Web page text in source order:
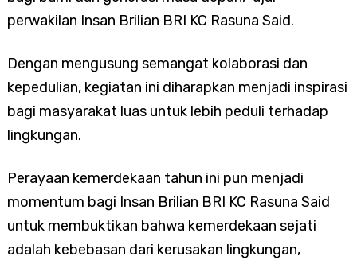
perwakilan Insan Brilian BRI KC Rasuna Said.
Dengan mengusung semangat kolaborasi dan
kepedulian, kegiatan ini diharapkan menjadi inspirasi
bagi masyarakat luas untuk lebih peduli terhadap
lingkungan.
Perayaan kemerdekaan tahun ini pun menjadi
momentum bagi Insan Brilian BRI KC Rasuna Said
untuk membuktikan bahwa kemerdekaan sejati
adalah kebebasan dari kerusakan lingkungan,